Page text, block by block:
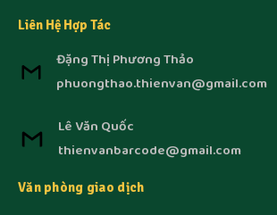
Liên Hệ Hợp Tác
Đặng Thị Phương Thảo
phuongthao.thienvan@gmail.com
Lê Văn Quốc
thienvanbarcode@gmail.com
Văn phòng giao dịch